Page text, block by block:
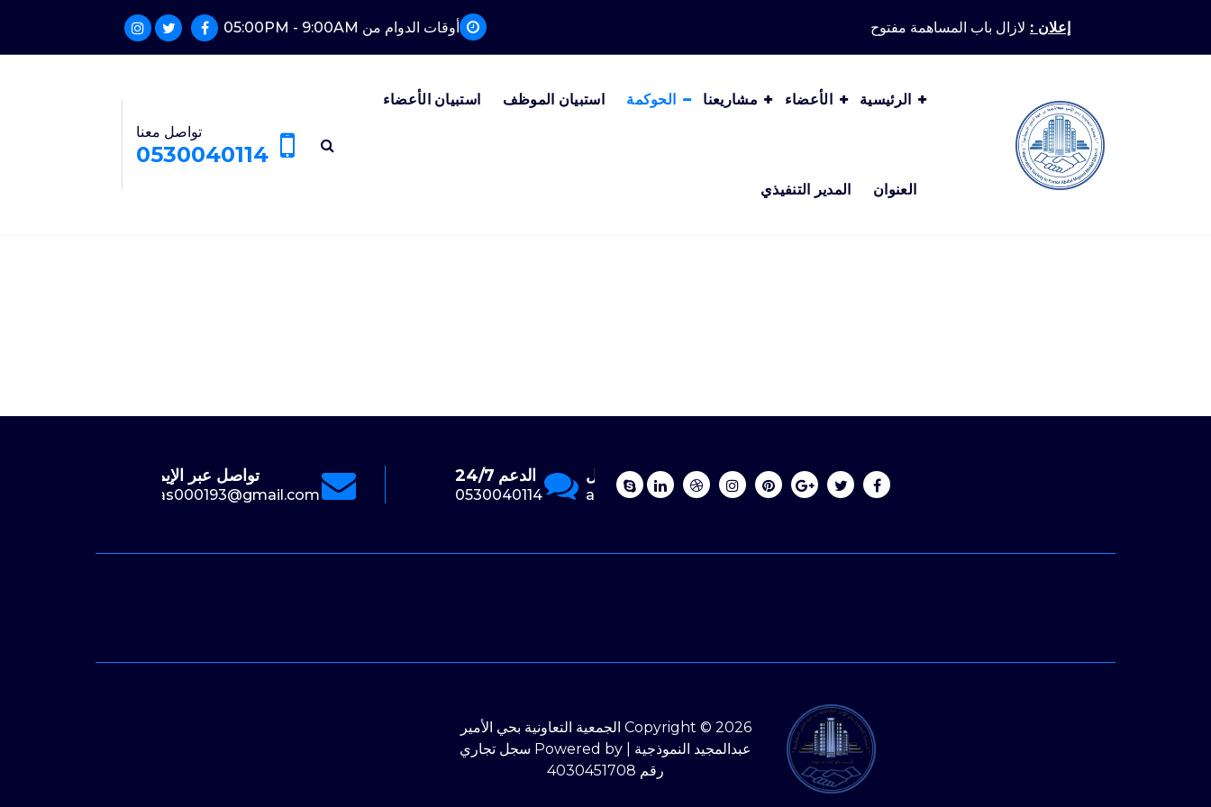
content
إعلان : لازال باب المساهمة مفتوح أوقات الدوام من 05:00PM - 9:00AM
الجمعية التعاونية بحي الأمير عبدالمجيد النموذجية بجدة
الرئيسية الأعضاء مشاريعنا الحوكمة استبيان الموظف استبيان الأعضاء
العنوان المدير التنفيذي
تواصل معنا
0530040114
تواصل عبر الإيميل
asas000193@gmail.com
الدعم 24/7
0530040114
تواصل عبر الإيميل
asas000193@gmail.com
Copyright © 2026 الجمعية التعاونية بحي الأمير
عبدالمجيد النموذجية | Powered by سجل تجاري
رقم 4030451708